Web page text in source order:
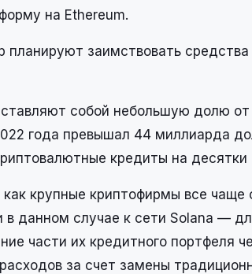
на Ethereum.
заимствовать
собой небольшую долю
года превышал 44 миллиарда
кредиты на
крупные криптофирмы все
данном случае к сети Solana —
части их кредитного портфеля
за счет замены